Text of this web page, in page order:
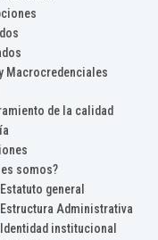
Macrocredenciales
de la calidad
somos?
Estatuto general
Estructura Administrativa
Identidad institucional